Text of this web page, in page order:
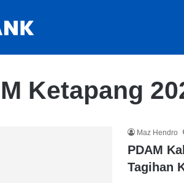
Ketapang
Maz Hendro
PDAM
Tagihan